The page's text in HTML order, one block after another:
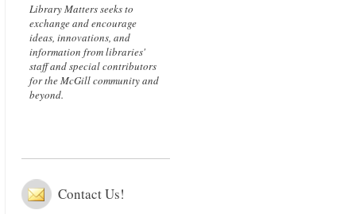
Library Matters seeks to
exchange and encourage
ideas, innovations, and
information from libraries'
staff and special contributors
for the McGill community and
beyond.
Contact Us!